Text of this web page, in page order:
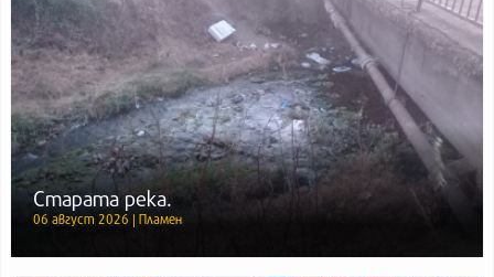
Старата река.
06 август 2026 | Пламен